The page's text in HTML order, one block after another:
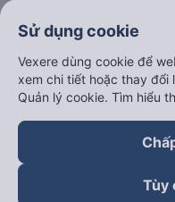
Sử dụng cookie
Vexere dùng cookie để
xem chi tiết hoặc thay đổi
Quản lý cookie. Tìm hiểu
Tùy